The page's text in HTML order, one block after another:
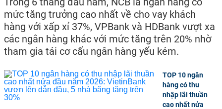
mức tăng trưởng cao nhất về cho vay khách
hàng với xấp xỉ 37%, VPBank và HDBank vượt xa
các ngân hàng khác với mức tăng trên 20% nhờ
tham gia tái cơ cấu ngân hàng yếu kém.
TOP 10 ngân
hàng có thu
nhập lãi thuần
cao nhất nửa